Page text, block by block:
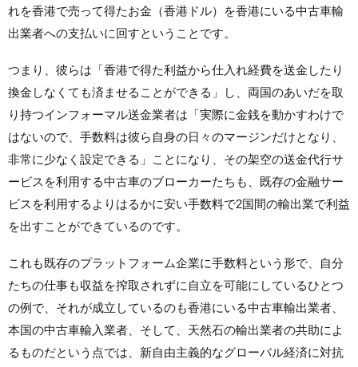
れを香港で売って得たお金（香港ドル）を香港にいる中古車輸
出業者への支払いに回すということです。
つまり、彼らは「香港で得た利益から仕入れ経費を送金したり
換金しなくても済ませることができる」し、両国のあいだを取
り持つインフォーマル送金業者は「実際に金銭を動かすわけで
はないので、手数料は彼ら自身の日々のマージンだけとなり、
非常に少なく設定できる」ことになり、その架空の送金代行サ
ービスを利用する中古車のブローカーたちも、既存の金融サー
ビスを利用するよりはるかに安い手数料で2国間の輸出業で利益
を出すことができているのです。
これも既存のプラットフォーム企業に手数料という形で、自分
たちの仕事も収益を搾取されずに自立を可能にしているひとつ
の例で、それが成立しているのも香港にいる中古車輸出業者、
本国の中古車輸入業者、そして、天然石の輸出業者の共助によ
るものだという点では、新自由主義的なグローバル経済に対抗